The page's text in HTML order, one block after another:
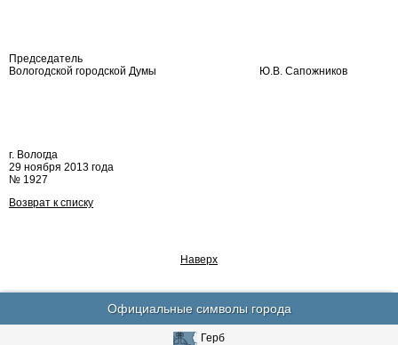
Председатель
Вологодской городской Думы
Ю.В. Сапожников
г. Вологда
29 ноября 2013 года
№ 1927
Возврат к списку
Наверх
Официальные символы города
Герб